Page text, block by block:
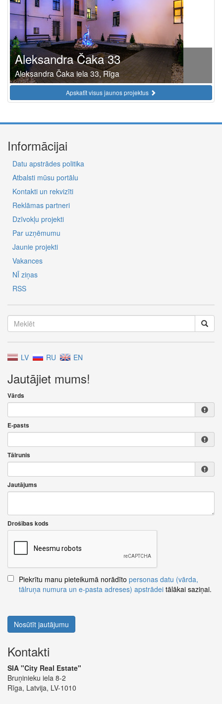
Aleksandra Čaka 33
Aleksandra Čaka iela 33, Rīga
Apskatīt visus jaunos projektus
Informācijai
Datu apstrādes politika
Atbalsti mūsu portālu
Kontakti un rekvizīti
Reklāmas partneri
Dzīvokļu projekti
Par uzņēmumu
Jaunie projekti
Vakances
NĪ ziņas
RSS
LV RU EN
Jautājiet mums!
Vārds
E-pasts
Tālrunis
Jautājums
Drošības kods
Piekrītu manu pieteikumā norādīto personas datu (vārda,
tālruņa numura un e-pasta adreses) apstrādei tālākai saziņai.
Nosūtīt jautājumu
Kontakti
SIA "City Real Estate"
Bruņinieku iela 8-2
Rīga, Latvija, LV-1010